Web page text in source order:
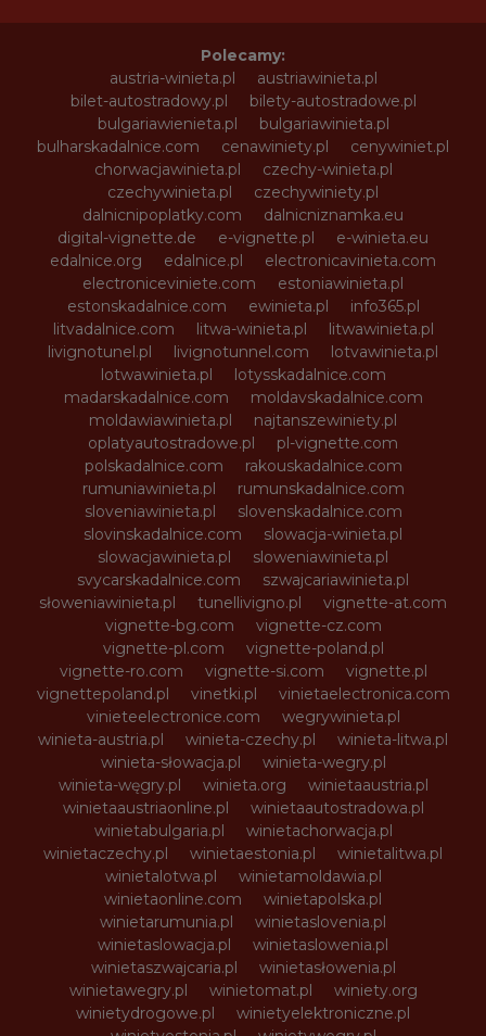
Polecamy:
austria-winieta.pl
austriawinieta.pl
bilet-autostradowy.pl
bilety-autostradowe.pl
bulgariawienieta.pl
bulgariawinieta.pl
bulharskadalnice.com
cenawiniety.pl
cenywiniet.pl
chorwacjawinieta.pl
czechy-winieta.pl
czechywinieta.pl
czechywiniety.pl
dalnicnipoplatky.com
dalnicniznamka.eu
digital-vignette.de
e-vignette.pl
e-winieta.eu
edalnice.org
edalnice.pl
electronicavinieta.com
electroniceviniete.com
estoniawinieta.pl
estonskadalnice.com
ewinieta.pl
info365.pl
litvadalnice.com
litwa-winieta.pl
litwawinieta.pl
livignotunel.pl
livignotunnel.com
lotvawinieta.pl
lotwawinieta.pl
lotysskadalnice.com
madarskadalnice.com
moldavskadalnice.com
moldawiawinieta.pl
najtanszewiniety.pl
oplatyautostradowe.pl
pl-vignette.com
polskadalnice.com
rakouskadalnice.com
rumuniawinieta.pl
rumunskadalnice.com
sloveniawinieta.pl
slovenskadalnice.com
slovinskadalnice.com
slowacja-winieta.pl
slowacjawinieta.pl
sloweniawinieta.pl
svycarskadalnice.com
szwajcariawinieta.pl
słoweniawinieta.pl
tunellivigno.pl
vignette-at.com
vignette-bg.com
vignette-cz.com
vignette-pl.com
vignette-poland.pl
vignette-ro.com
vignette-si.com
vignette.pl
vignettepoland.pl
vinetki.pl
vinietaelectronica.com
vinieteelectronice.com
wegrywinieta.pl
winieta-austria.pl
winieta-czechy.pl
winieta-litwa.pl
winieta-słowacja.pl
winieta-wegry.pl
winieta-węgry.pl
winieta.org
winietaaustria.pl
winietaaustriaonline.pl
winietaautostradowa.pl
winietabulgaria.pl
winietachorwacja.pl
winietaczechy.pl
winietaestonia.pl
winietalitwa.pl
winietalotwa.pl
winietamoldawia.pl
winietaonline.com
winietapolska.pl
winietarumunia.pl
winietaslovenia.pl
winietaslowacja.pl
winietaslowenia.pl
winietaszwajcaria.pl
winietasłowenia.pl
winietawegry.pl
winietomat.pl
winiety.org
winietydrogowe.pl
winietyelektroniczne.pl